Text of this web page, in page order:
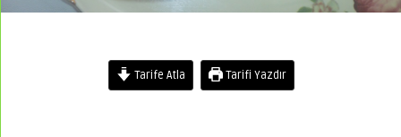
Tarife Atla Tarifi Yazdır